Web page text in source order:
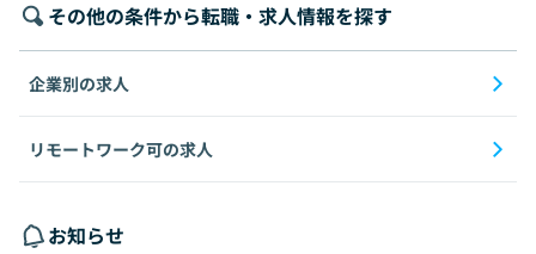
その他の条件から転職・求人情報を探す
企業別の求人
リモートワーク可の求人
お知らせ